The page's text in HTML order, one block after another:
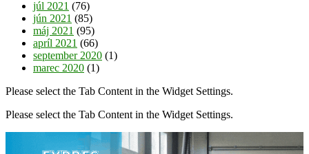
júl 2021 (76)
jún 2021 (85)
máj 2021 (95)
apríl 2021 (66)
september 2020 (1)
marec 2020 (1)
Please select the Tab Content in the Widget Settings.
Please select the Tab Content in the Widget Settings.